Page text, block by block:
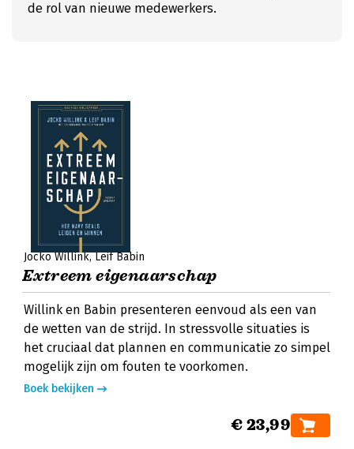
de rol van nieuwe medewerkers.
Jocko Willink Leif Babin
Extreem eigenaarschap
Willink en Babin presenteren eenvoud als een van
de wetten van de strijd. In stressvolle situaties is
het cruciaal dat plannen en communicatie zo simpel
mogelijk zijn om fouten te voorkomen.
Boek bekijken
€ 23,99